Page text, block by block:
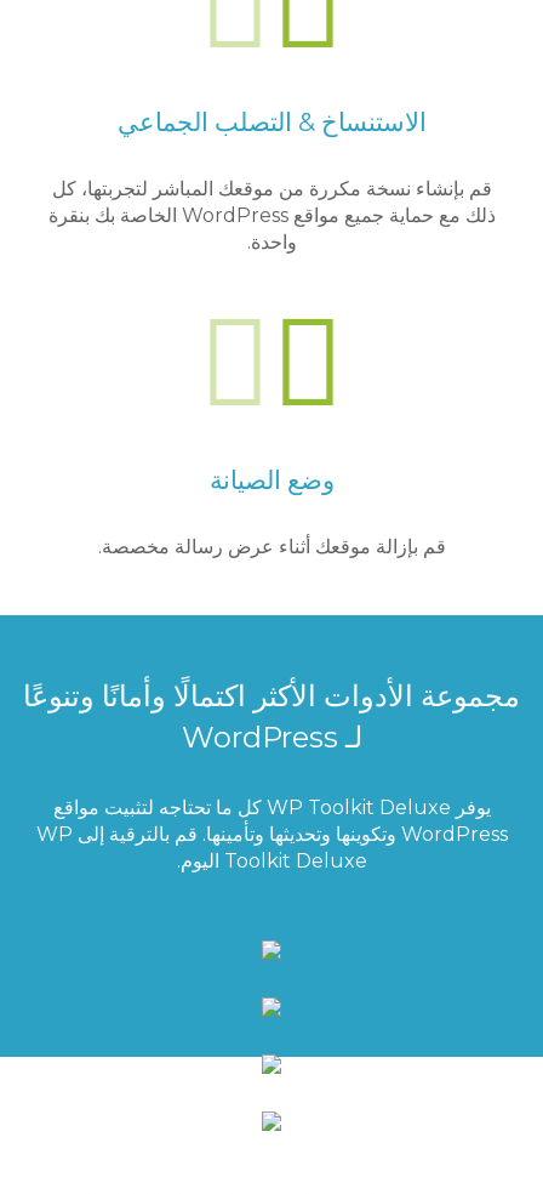
الاستنساخ & التصلب الجماعي
قم بإنشاء نسخة مكررة من موقعك المباشر لتجربتها، كل
ذلك مع حماية جميع مواقع WordPress الخاصة بك بنقرة
واحدة.
وضع الصيانة
قم بإزالة موقعك أثناء عرض رسالة مخصصة.
مجموعة الأدوات الأكثر اكتمالًا وأمانًا وتنوعًا
لـ WordPress
يوفر WP Toolkit Deluxe كل ما تحتاجه لتثبيت مواقع
WordPress وتكوينها وتحديثها وتأمينها. قم بالترقية إلى WP
Toolkit Deluxe اليوم.